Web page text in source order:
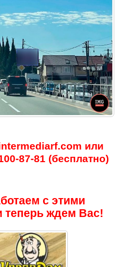
или
87-81 (бесплатно)
с этими
теперь ждем Вас!